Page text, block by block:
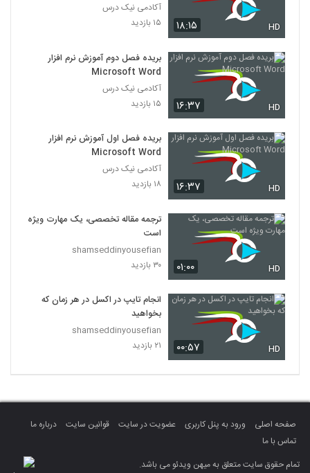
۱۸:۱۵ HD
آکادمی نیک درس
۱۵ بازدید
۱۶:۳۷ HD
بریده فصل دوم آموزش نرم افزار
Microsoft Word
آکادمی نیک درس
۱۵ بازدید
۱۶:۳۷ HD
بریده فصل اول آموزش نرم افزار
Microsoft Word
آکادمی نیک درس
۱۸ بازدید
۰۱:۰۰ HD
ترجمه مقاله تخصصی، یک مهارت ویژه
است
shamseddinyousefian
۳۰ بازدید
۰۰:۵۷ HD
انجام تایپ در اکسل در هر زمان که
بخواهید
shamseddinyousefian
۲۱ بازدید
صفحه اصلی ورود به پنل کاربری عضویت در سایت قوانین سایت
درباره ما
تماس با ما
تمام حقوق سایت متعلق به میهن ویدئو می باشد.